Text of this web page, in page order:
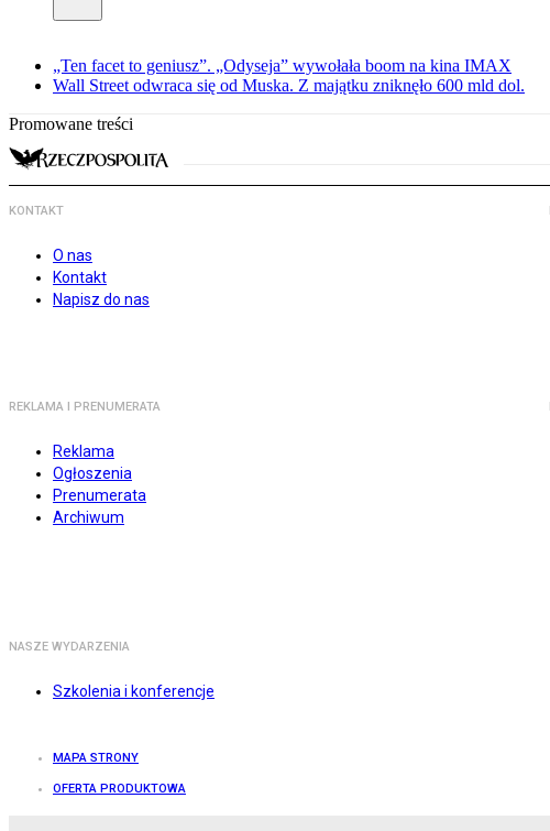
„Ten facet to geniusz”. „Odyseja” wywołała boom na kina IMAX
Wall Street odwraca się od Muska. Z majątku zniknęło 600 mld dol.
Promowane treści
KONTAKT
O nas
Kontakt
Napisz do nas
REKLAMA I PRENUMERATA
Reklama
Ogłoszenia
Prenumerata
Archiwum
NASZE WYDARZENIA
Szkolenia i konferencje
MAPA STRONY
OFERTA PRODUKTOWA